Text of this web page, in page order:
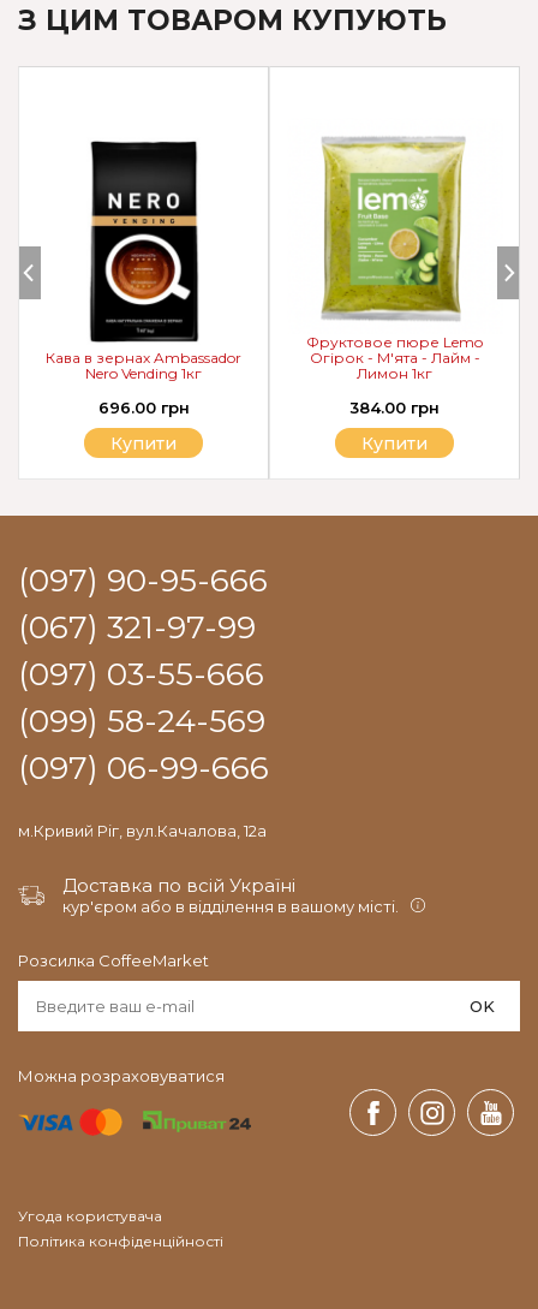
З ЦИМ ТОВАРОМ КУПУЮТЬ
Фруктовое пюре Lemo
Огірок - М'ята - Лайм -
Лимон 1кг
384.00 грн
Купити
Кава в зернах Ambassador
Nero Vending 1кг
696.00 грн
Купити
(097) 90-95-666
(067) 321-97-99
(097) 03-55-666
(099) 58-24-569
(097) 06-99-666
м.Кривий Ріг, вул.Качалова, 12а
Доставка по всій Україні
кур'єром або в відділення в вашому місті.
Розсилка CoffeeMarket
OK
Можна розраховуватися
Угода користувача
Політика конфіденційності